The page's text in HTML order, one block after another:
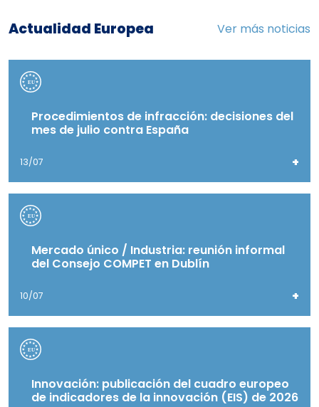
Actualidad Europea Ver más noticias
Procedimientos de infracción: decisiones del
mes de julio contra España
13/07 +
Mercado único / Industria: reunión informal
del Consejo COMPET en Dublín
10/07 +
Innovación: publicación del cuadro europeo
de indicadores de la innovación (EIS) de 2026